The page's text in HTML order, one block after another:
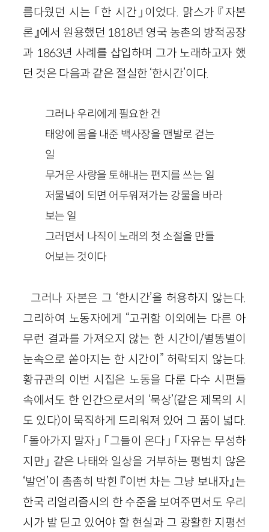
름다웠던 시는 「한 시간」이었다. 맑스가 『자본
론』에서 원용했던 1818년 영국 농촌의 방적공장
과 1863년 사례를 삽입하며 그가 노래하고자 했
던 것은 다음과 같은 절실한 ‘한시간’이다.
그러나 우리에게 필요한 건
태양에 몸을 내준 백사장을 맨발로 걷는
일
무거운 사랑을 토해내는 편지를 쓰는 일
저물녘이 되면 어두워져가는 강물을 바라
보는 일
그러면서 나직이 노래의 첫 소절을 만들
어보는 것이다
그러나 자본은 그 ‘한시간’을 허용하지 않는다.
그리하여 노동자에게 “고귀함 이외에는 다른 아
무런 결과를 가져오지 않는 한 시간이/별똥별이
눈속으로 쏟아지는 한 시간이” 허락되지 않는다.
황규관의 이번 시집은 노동을 다룬 다수 시편들
속에서도 한 인간으로서의 ‘묵상’(같은 제목의 시
도 있다)이 묵직하게 드리워져 있어 그 품이 넓다.
「돌아가지 말자」 「그들이 온다」 「자유는 무성하
지만」 같은 나태와 일상을 거부하는 평범치 않은
‘발언’이 촘촘히 박힌 『이번 차는 그냥 보내자』는
한국 리얼리즘시의 한 수준을 보여주면서도 우리
시가 발 딛고 있어야 할 현실과 그 광활한 지평선